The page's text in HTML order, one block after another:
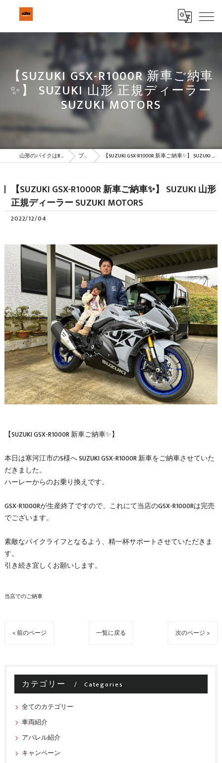
【SUZUKI GSX-R1000R 新車ご納車
✨】 SUZUKI 山形 正規ディーラー
SUZUKI MOTORS
山形のバイクはBeSTAR株式会社 ブログ 【SUZUKI GSX-R1000R 新車ご納車✨】 SUZUKI 山形 正規ディーラー SUZUKI MOTORS
【SUZUKI GSX-R1000R 新車ご納車✨】 SUZUKI 山形
正規ディーラー SUZUKI MOTORS
2022/12/04
【SUZUKI GSX-R1000R 新車ご納車✨】
本日は寒河江市のS様へ SUZUKI GSX-R1000R 新車をご納車させていた
だきました。
ハーレーからのお乗り換えです。
GSX-R1000Rが生産終了ですので、これにて当店のGSX-R1000Rは完売
でございます。
素敵なバイクライフとなるよう、精一杯サポートさせていただきま
す。
引き続き宜しくお願いします。
当店でのご納車
< 前のページ 一覧に戻る 次のページ >
カテゴリー Categories
全てのカテゴリー
車両紹介
アパレル紹介
キャンペーン